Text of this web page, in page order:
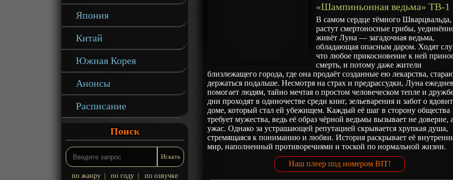
Япония
Китай
Южная Корея
Анонсы
Расписание
Поиск
по жанру по году по озвучке
В самом сердце тёмного Шварцвальда,
растут смертоносные грибы,
живёт Луна — загадочная ведьма,
обладающая опасным даром. Ходят
что любое прикосновение к ней
смерть, и потому даже жители
близлежащего города, где она продаёт созданные ею лекарства,
держаться подальше. Несмотря на страх и предрассудки, Луна
помогает людям, тайно мечтая о простом человеческом тепле и
дни проходят в одиночестве среди книг, зельеварения и забот о
доме, который стал ей убежищем. Каждый её шаг в сторону общества
требует мужества, ведь её образ чёрной ведьмы вызывает не доверие,
ужас. Однако за устрашающей репутацией скрывается хрупкая душа,
стремящаяся к пониманию и любви. История раскрывает её
мир, наполненный противоречиями и тоской по нормальной жизни.
Наш плеер под номером BIT!